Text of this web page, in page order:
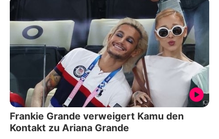
Frankie Grande verweigert Kamu den
Kontakt zu Ariana Grande